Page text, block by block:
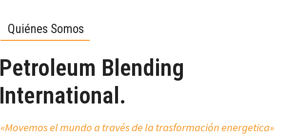
Quiénes Somos
Petroleum Blending
International.
«Movemos el mundo a través de la trasformación energetica»